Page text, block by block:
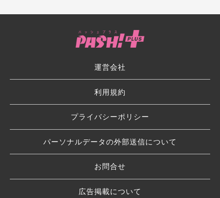
運営会社
利用規約
プライバシーポリシー
パーソナルデータの外部送信について
お問合せ
広告掲載について